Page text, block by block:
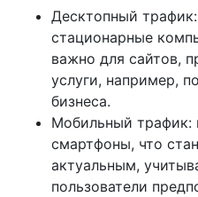
Десктопный
стационарные
важно для сайтов,
услуги, например,
бизнеса.
Мобильный трафик:
смартфоны, что
актуальным,
пользователи